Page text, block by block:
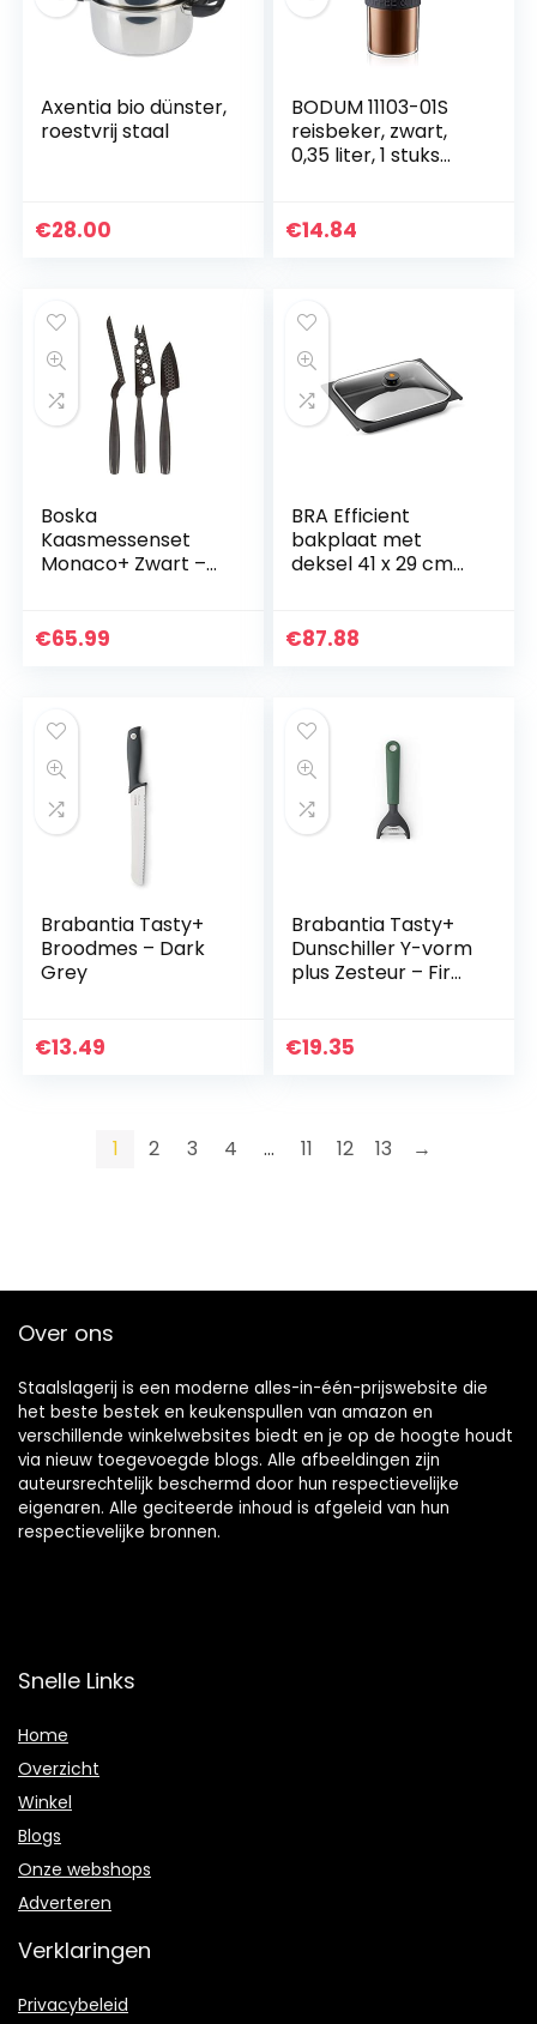
Axentia bio dünster,
roestvrij staal
€28.00
BODUM 11103-01S
reisbeker, zwart,
0,35 liter, 1 stuks
€14.84
Boska
Kaasmessenset
Monaco+ Zwart –
non-stick
€65.99
BRA Efficient
bakplaat met
deksel 41 x 29 cm
€87.88
Brabantia Tasty+
Broodmes – Dark
Grey
€13.49
Brabantia Tasty+
Dunschiller Y-vorm
plus Zesteur – Fir
€19.35
1 2 3 4 … 11 12 13 →
Over ons
Staalslagerij is een moderne alles-in-één-prijswebsite die
het beste bestek en keukenspullen van amazon en
verschillende winkelwebsites biedt en je op de hoogte houdt
via nieuw toegevoegde blogs. Alle afbeeldingen zijn
auteursrechtelijk beschermd door hun respectievelijke
eigenaren. Alle geciteerde inhoud is afgeleid van hun
respectievelijke bronnen.
Snelle Links
Home
Overzicht
Winkel
Blogs
Onze webshops
Adverteren
Verklaringen
Privacybeleid